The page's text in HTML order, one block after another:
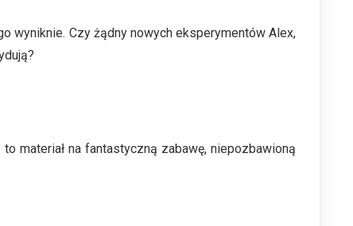
wyniknie. Czy żądny nowych eksperymentów Alex,
materiał na fantastyczną zabawę, niepozbawioną